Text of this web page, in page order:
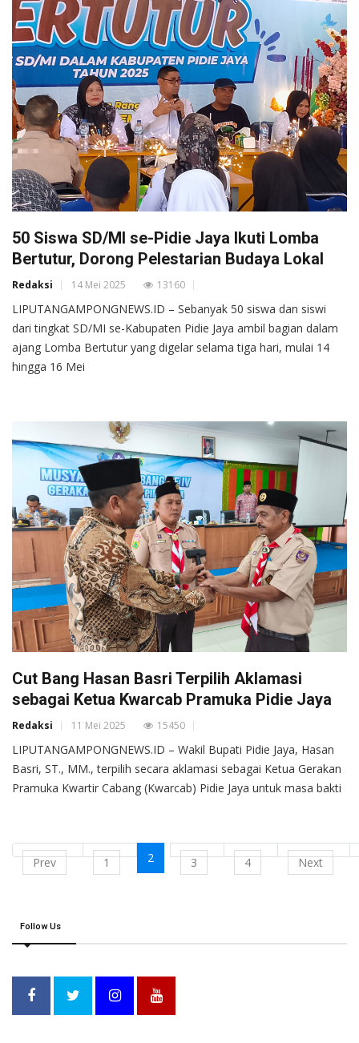
50 Siswa SD/MI se-Pidie Jaya Ikuti Lomba
Bertutur, Dorong Pelestarian Budaya Lokal
Redaksi 14 Mei 2025 13160
LIPUTANGAMPONGNEWS.ID – Sebanyak 50 siswa dan siswi
dari tingkat SD/MI se-Kabupaten Pidie Jaya ambil bagian dalam
ajang Lomba Bertutur yang digelar selama tiga hari, mulai 14
hingga 16 Mei
Cut Bang Hasan Basri Terpilih Aklamasi
sebagai Ketua Kwarcab Pramuka Pidie Jaya
Redaksi 11 Mei 2025 15450
LIPUTANGAMPONGNEWS.ID – Wakil Bupati Pidie Jaya, Hasan
Basri, ST., MM., terpilih secara aklamasi sebagai Ketua Gerakan
Pramuka Kwartir Cabang (Kwarcab) Pidie Jaya untuk masa bakti
Prev 1 2 3 4 Next
Follow Us